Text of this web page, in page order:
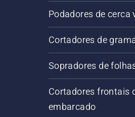
Podadores de cerca
Cortadores de
Sopradores de
Cortadores frontais
embarcado